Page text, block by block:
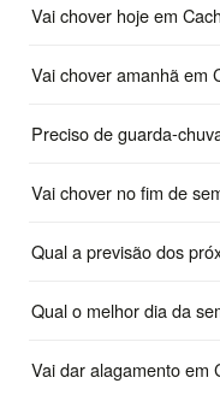
Vai chover hoje em
Vai chover amanhã em
Preciso de guarda-
Vai chover no fim de
Qual a previsão dos
Qual o melhor dia da
Vai dar alagamento em